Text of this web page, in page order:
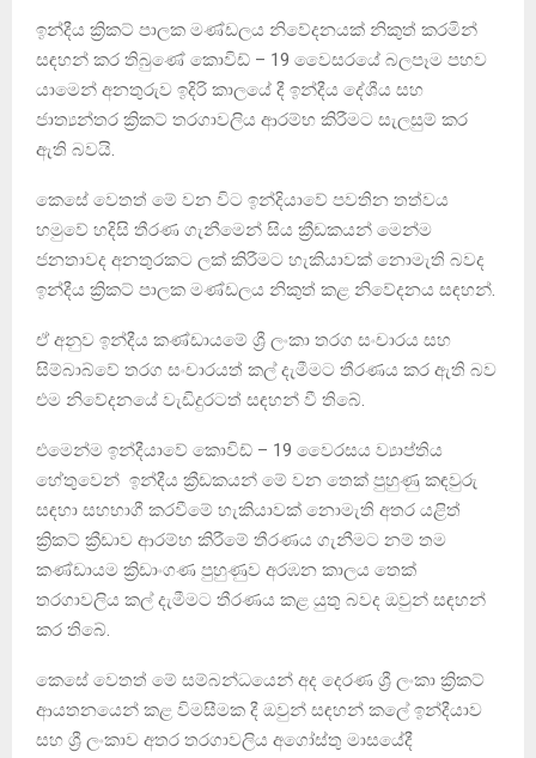
ඉන්දීය ක්‍රිකට් පාලක මණ්ඩලය නිවේදනයක් නිකුත් කරමින්
සඳහන් කර තිබුණේ කොවිඩ් – 19 වෛසරයේ බලපෑම පහව
යාමෙන් අනතුරුව ඉදිරි කාලයේ දී ඉන්දීය දේශීය සහ
ජාත්‍යන්තර ක්‍රිකට් තරගාවලිය ආරම්භ කිරීමට සැලසුම් කර
ඇති බවයි.
කෙසේ වෙතත් මේ වන විට ඉන්දියාවේ පවතින තත්වය
හමුවේ හදිසි තීරණ ගැනීමෙන් සිය ක්‍රීඩකයන් මෙන්ම
ජනතාවද අනතුරකට ලක් කිරීමට හැකියාවක් නොමැති බවද
ඉන්දීය ක්‍රිකට් පාලක මණ්ඩලය නිකුත් කළ නිවේදනය සඳහන්.
ඒ අනුව ඉන්දීය කණ්ඩායමේ ශ්‍රී ලංකා තරග සංචාරය සහ
සිම්බාබ්වේ තරග සංචාරයත් කල් දැමීමට තීරණය කර ඇති බව
එම නිවේදනයේ වැඩිදුරටත් සඳහන් වී තිබේ.
එමෙන්ම ඉන්දීයාවේ කොවිඩ් – 19 වෛරසය ව්‍යාප්තිය
හේතුවෙන් ඉන්දීය ක්‍රීඩකයන් මේ වන තෙක් පුහුණු කඳවුරු
සඳහා සහභාගී කරවීමේ හැකියාවක් නොමැති අතර යළිත්
ක්‍රිකට් ක්‍රීඩාව ආරම්භ කිරීමේ තීරණය ගැනීමට නම් තම
කණ්ඩායම ක්‍රිඩාංගණ පුහුණුව අරඹන කාලය තෙක්
තරගාවලිය කල් දැමීමට තීරණය කළ යුතු බවද ඔවුන් සඳහන්
කර තිබේ.
කෙසේ වෙතත් මේ සම්බන්ධයෙන් අද දෙරණ ශ්‍රී ලංකා ක්‍රිකට්
ආයතනයෙන් කළ විමසීමක දී ඔවුන් සඳහන් කලේ ඉන්දීයාව
සහ ශ්‍රී ලංකාව අතර තරගාවලිය අගෝස්තු මාසයේදී